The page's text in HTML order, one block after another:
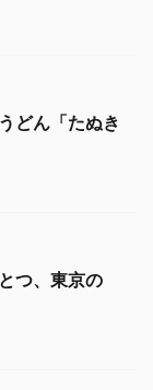
どん「たぬき
つ、東京の